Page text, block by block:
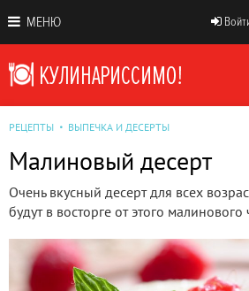
МЕНЮ
РЕЦЕПТЫ ВЫПЕЧКА И ДЕСЕРТЫ
Малиновый десерт
Очень вкусный десерт для всех
будут в восторге от этого малинового